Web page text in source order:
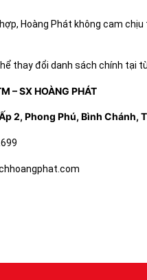
Hoàng Phát không cam
thay đổi danh sách chính tại
– SX HOÀNG PHÁT
2, Phong Phú, Bình Chánh,